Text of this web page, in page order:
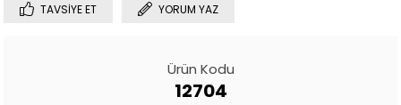
TAVSIYE ET YORUM YAZ
Ürün Kodu
12704